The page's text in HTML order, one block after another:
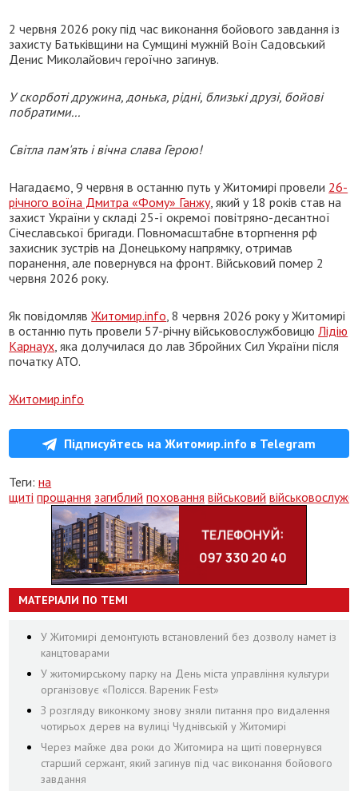
2 червня 2026 року під час виконання бойового завдання із
захисту Батьківщини на Сумщині мужній Воїн Садовський
Денис Миколайович героїчно загинув.
У скорботі дружина, донька, рідні, близькі друзі, бойові
побратими...
Світла пам'ять і вічна слава Герою!
Нагадаємо, 9 червня в останню путь у Житомирі провели 26-
річного воїна Дмитра «Фому» Ганжу, який у 18 років став на
захист України у складі 25-ї окремої повітряно-десантної
Січеславської бригади. Повномасштабне вторгнення рф
захисник зустрів на Донецькому напрямку, отримав
поранення, але повернувся на фронт. Військовий помер 2
червня 2026 року.
Як повідомлявЖитомир.info , 8 червня 2026 року у Житомирі
в останню путь провели 57-річну військовослужбовицю Лідію
Карнаух , яка долучилася до лав Збройних Сил України після
початку АТО.
Житомир.info
Підписуйтесь на Житомир.info в Telegram
Теги:на
щиті прощання загиблий поховання військовий
МАТЕРІАЛИ ПО ТЕМІ
У Житомирі демонтують встановлений без дозволу намет із
канцтоварами
У житомирському парку на День міста управління культури
організовує «Полісся. Вареник Fest»
З розгляду виконкому знову зняли питання про видалення
чотирьох дерев на вулиці Чуднівській у Житомирі
Через майже два роки до Житомира на щиті повернувся
старший сержант, який загинув під час виконання бойового
завдання